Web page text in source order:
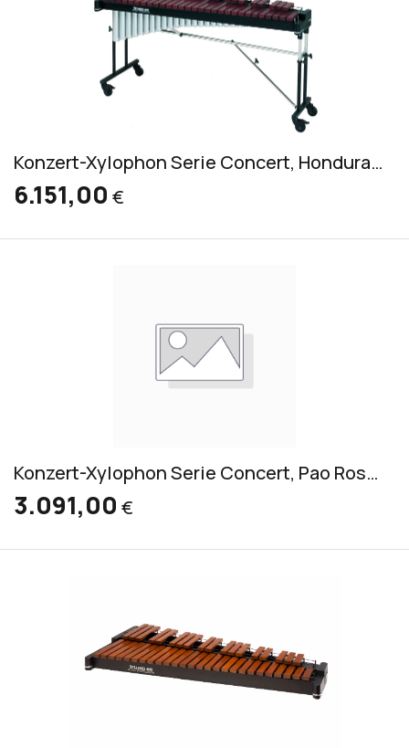
Konzert-Xylophon Serie Concert, Honduras Rosewood (RXC 4000/V)
6.151,00 €
Konzert-Xylophon Serie Concert, Pao Rosa (RXC/R 3050/V)
3.091,00 €